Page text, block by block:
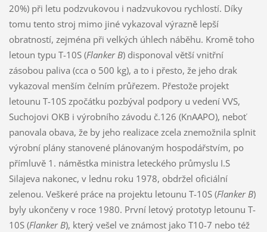
20%) při letu podzvukovou i nadzvukovou rychlostí. Díky
tomu tento stroj mimo jiné vykazoval výrazně lepší
obratností, zejména při velkých úhlech náběhu. Kromě toho
letoun typu T-10S (Flanker B) disponoval větší vnitřní
zásobou paliva (cca o 500 kg), a to i přesto, že jeho drak
vykazoval menším čelním průřezem. Přestože projekt
letounu T-10S zpočátku pozbýval podpory u vedení VVS,
Suchojovi OKB i výrobního závodu č.126 (KnAAPO), neboť
panovala obava, že by jeho realizace zcela znemožnila splnit
výrobní plány stanovené plánovaným hospodářstvím, po
přímluvě 1. náměstka ministra leteckého průmyslu I.S
Silajeva nakonec, v lednu roku 1978, obdržel oficiální
zelenou. Veškeré práce na projektu letounu T-10S (Flanker B)
byly ukončeny v roce 1980. První letový prototyp letounu T-
10S (Flanker B), který vešel ve známost jako T10-7 nebo též